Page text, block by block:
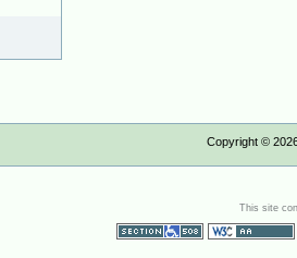
Copyright ©
This site